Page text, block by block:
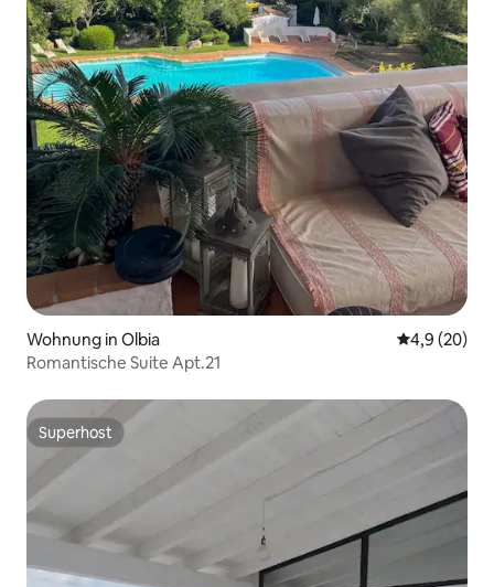
Wohnung in Olbia
4,9 (20)
Romantische Suite Apt.21
Superhost
Superhost